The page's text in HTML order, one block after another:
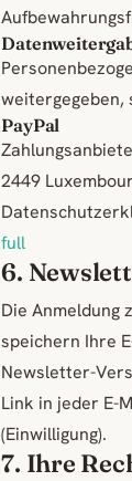
PayPal
2449
full
6.
Die Anmeldung
speichern Ihre
Newsletter-
Link in jeder E-
(Einwilligung).
7. Ihre